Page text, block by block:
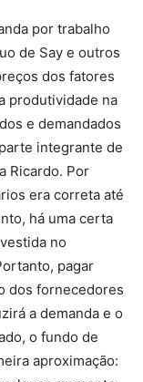
por trabalho
de Say e outros
dos fatores
produtividade na
e demandados
integrante de
Ricardo. Por
era correta até
há uma certa
no
pagar
dos fornecedores
a demanda e o
o fundo de
aproximação: